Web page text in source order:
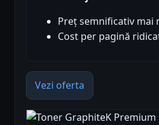
Preț semnificativ mai
Cost per pagină
Vezi oferta